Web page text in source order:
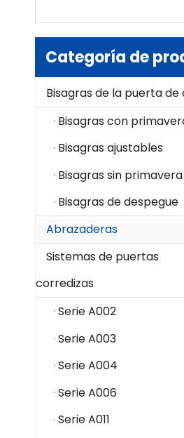
Categoría de
Bisagras de la puerta de
Bisagras con
Bisagras ajustables
Bisagras sin primavera
Bisagras de despegue
Abrazaderas
Sistemas de puertas
corredizas
Serie A002
Serie A003
Serie A004
Serie A006
Serie A011